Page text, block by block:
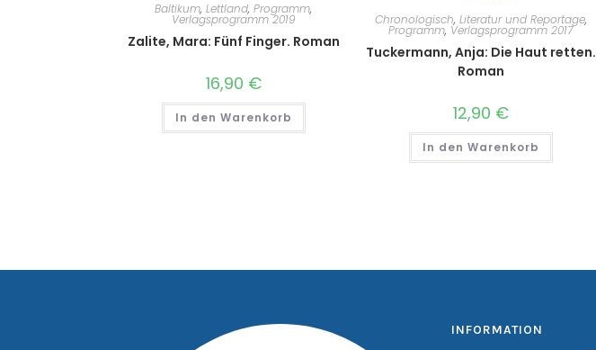
Baltikum, Lettland, Programm,
Verlagsprogramm 2019
Zalite, Mara: Fünf Finger. Roman
16,90 €
In den Warenkorb
Chronologisch, Literatur und Reportage,
Programm, Verlagsprogramm 2017
Tuckermann, Anja: Die Haut retten.
Roman
12,90 €
In den Warenkorb
INFORMATION